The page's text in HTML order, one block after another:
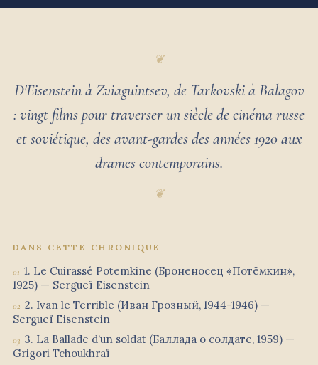
D'Eisenstein à Zviaguintsev, de Tarkovski à Balagov
: vingt films pour traverser un siècle de cinéma russe
et soviétique, des avant-gardes des années 1920 aux
drames contemporains.
DANS CETTE CHRONIQUE
1. Le Cuirassé Potemkine (Броненосец «Потёмкин»,
1925) — Sergueï Eisenstein
2. Ivan le Terrible (Иван Грозный, 1944-1946) —
Sergueï Eisenstein
3. La Ballade d’un soldat (Баллада о солдате, 1959) —
Grigori Tchoukhraï